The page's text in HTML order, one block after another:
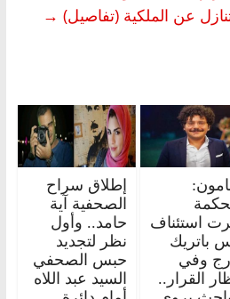
عن الملكية (تفاصيل) →
استئناف
باتريك
وفي
القرار..
إطلاق سراح
الصحفية آية
حامد.. وأول
نظر لتجديد
حبس الصحفي
السيد عبد اللاه